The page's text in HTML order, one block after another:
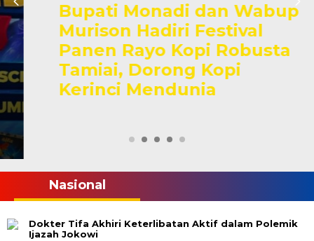
Bupati Monadi dan Wabup
Murison Hadiri Festival
Panen Rayo Kopi Robusta
Tamiai, Dorong Kopi
Kerinci Mendunia
Nasional
Dokter Tifa Akhiri Keterlibatan Aktif dalam Polemik
Ijazah Jokowi